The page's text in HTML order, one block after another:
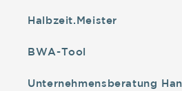
Halbzeit.Meister
BWA-Tool
Unternehmensberatung